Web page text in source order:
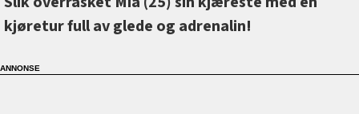
kjøretur full av glede og adrenalin!